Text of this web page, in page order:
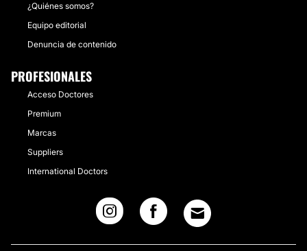
¿Quiénes somos?
Equipo editorial
Denuncia de contenido
PROFESIONALES
Acceso Doctores
Premium
Marcas
Suppliers
International Doctors